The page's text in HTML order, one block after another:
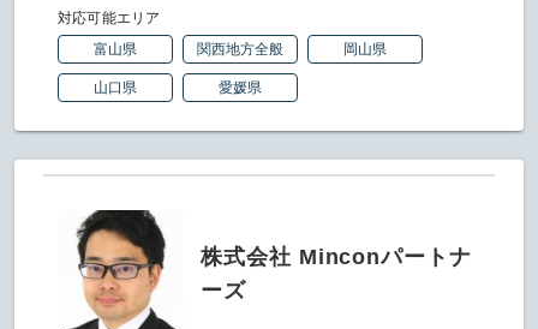
対応可能エリア
富山県
関西地方全般 岡山県
山口県 愛媛県
株式会社 Minconパートナ
ーズ